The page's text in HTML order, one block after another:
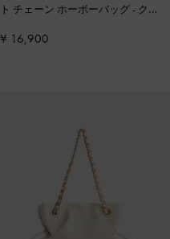
ト チェーン ホーボーバッグ- クリ
¥ 16,900